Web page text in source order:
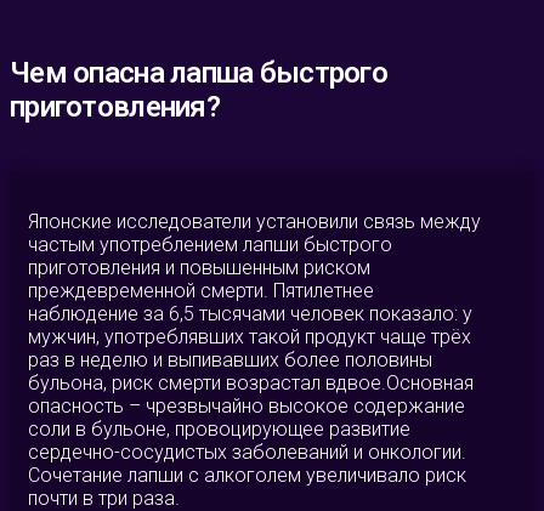
Чем опасна лапша быстрого
приготовления?
Японские исследователи установили связь между
частым употреблением лапши быстрого
приготовления и повышенным риском
преждевременной смерти. Пятилетнее
наблюдение за 6,5 тысячами человек показало: у
мужчин, употреблявших такой продукт чаще трёх
раз в неделю и выпивавших более половины
бульона, риск смерти возрастал вдвое.Основная
опасность – чрезвычайно высокое содержание
соли в бульоне, провоцирующее развитие
сердечно-сосудистых заболеваний и онкологии.
Сочетание лапши с алкоголем увеличивало риск
почти в три раза.